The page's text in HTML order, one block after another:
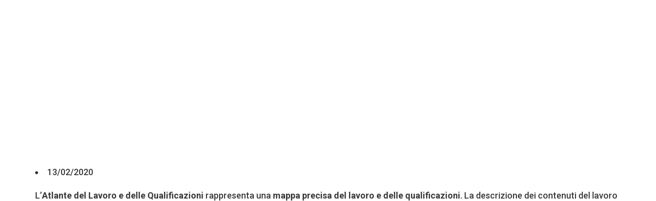
13/02/2020
L’Atlante del Lavoro e delle Qualificazioni rappresenta una mappa precisa del lavoro e delle qualificazioni. La descrizione dei contenuti del lavoro